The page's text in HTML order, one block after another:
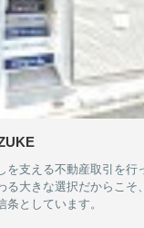
を支える不動産取引を行
る大きな選択だからこそ
としています。